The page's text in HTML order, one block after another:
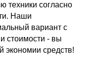
техники согласно
Наши
вариант с
стоимости - вы
экономии средств!